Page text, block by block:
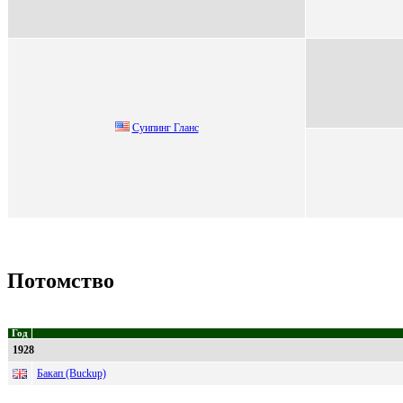
Суипинг Гланc
Потомство
Год
1928
Бакап (Buckup)